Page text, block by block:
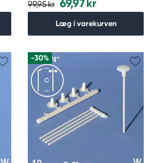
99,95 kr 69,97 kr
Læg i varekurven
-30%